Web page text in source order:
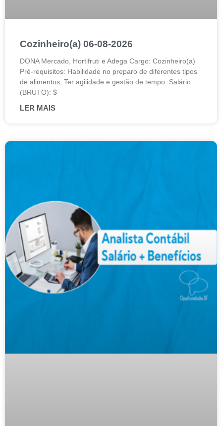
Cozinheiro(a) 06-08-2026
DONA Mercado, Hortifruti e Adega Cargo: Cozinheiro(a)
Pré-requisitos: Habilidade no preparo de diferentes tipos
de alimentos; Ter agilidade e gestão de tempo. Salário
(BRUTO): $
LER MAIS